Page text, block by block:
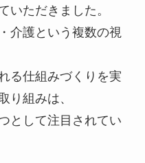
いただきました。
介護という複数の視
る仕組みづくりを実
り組みは、
として注目されてい